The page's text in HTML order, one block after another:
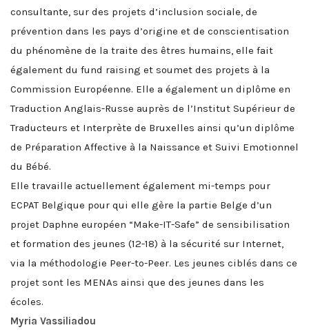
consultante, sur des projets d’inclusion sociale, de
prévention dans les pays d’origine et de conscientisation
du phénomène de la traite des êtres humains, elle fait
également du fund raising et soumet des projets à la
Commission Européenne. Elle a également un diplôme en
Traduction Anglais-Russe auprès de l’Institut Supérieur de
Traducteurs et Interprète de Bruxelles ainsi qu’un diplôme
de Préparation Affective à la Naissance et Suivi Emotionnel
du Bébé.
Elle travaille actuellement également mi-temps pour
ECPAT Belgique pour qui elle gère la partie Belge d’un
projet Daphne européen “Make-IT-Safe” de sensibilisation
et formation des jeunes (12-18) à la sécurité sur Internet,
via la méthodologie Peer-to-Peer. Les jeunes ciblés dans ce
projet sont les MENAs ainsi que des jeunes dans les
écoles.
Myria Vassiliadou